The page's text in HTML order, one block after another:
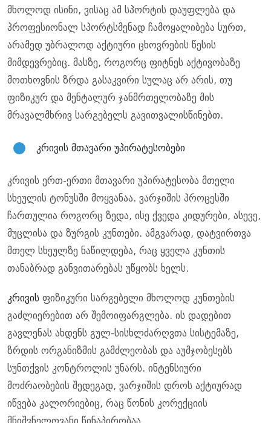
მხოლოდ ისინი, ვისაც ამ სპორტის დაუფლება და
პროფესიონალ სპორტსმენად ჩამოყალიბება სურთ,
არამედ უბრალოდ აქტიური ცხოვრების წესის
მიმდევრებიც. მასზე, როგორც ფიტნეს აქტივობაზე
მოთხოვნის ზრდა გასაკვირი სულაც არ არის, თუ
ფიზიკურ და მენტალურ ჯანმრთელობაზე მის
მრავალმხრივ სარგებელს გავითვალისწინებთ.
კრივის მთავარი უპირატესობები
კრივის ერთ-ერთი მთავარი უპირატესობა მთელი
სხეულის ტონუსში მოყვანაა. ვარჯიშის პროცესში
ჩართულია როგორც ზედა, ისე ქვედა კიდურები, ასევე,
მუცლისა და ზურგის კუნთები. ამგვარად, დატვირთვა
მთელ სხეულზე ნაწილდება, რაც ყველა კუნთის
თანაბრად განვითარებას უწყობს ხელს.
კრივის ფიზიკური სარგებელი მხოლოდ კუნთების
გაძლიერებით არ შემოიფარგლება. ის დადებით
გავლენას ახდენს გულ-სისხლძარღვთა სისტემაზე,
ზრდის ორგანიზმის გამძლეობას და აუმჯობესებს
სუნთქვის კონტროლის უნარს. ინტენსიური
მოძრაობების შედეგად, ვარჯიშის დროს აქტიურად
იწვება კალორიებიც, რაც წონის კორექციის